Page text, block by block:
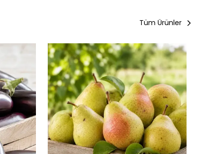
Tüm Ürünler